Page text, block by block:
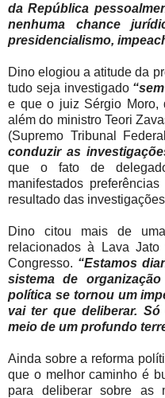
da República
nenhuma chance
presidencialismo,
Dino elogiou a atitude da
tudo seja investigado
e que o juiz Sérgio Moro,
além do ministro Teori
(Supremo Tribunal
conduzir as
que o fato de
manifestados
resultado das
Dino citou mais de
relacionados à Lava
Congresso. “Estamos
sistema de
política se tornou um
vai ter que deliberar.
meio de um profundo
Ainda sobre a reforma
que o melhor caminho é
para deliberar sobre as